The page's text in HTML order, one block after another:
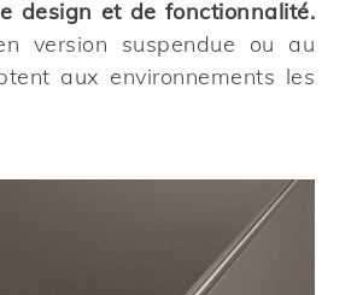
design et de fonctionnalité.
version suspendue ou au
aux environnements les